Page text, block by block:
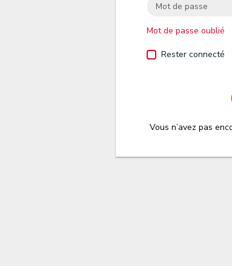
Mot de passe oublié
Rester connecté
Vous n’avez pas